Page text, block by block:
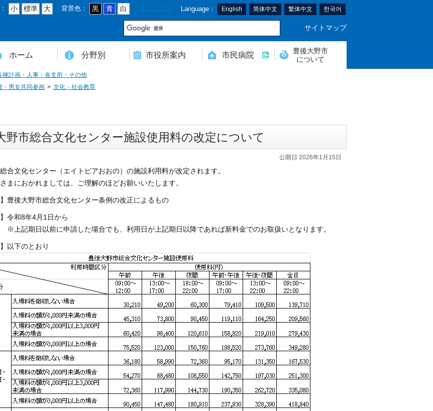
小 標準 大 背景色： 黒 青 白 Language： English 简体中文 繁体中文 한국어
サイトマップ
ホーム 分野別
民登録・戸籍・印鑑・マイナンバー
・年金・国民健康保険・後期高齢者医療
育・文化・スポーツ・人権・男女共同参画
康・医療・介護・福祉・食育
防・防災・安全・環境・ごみ・住宅・水道
工・労働・消費者行政
札・契約・工事・委託
業・林業・農業委員会事務局
路・都市計画・地籍・交通
会・選管・監査
ちづくり・財政・管財・各種計画・人事・各支所・その他
市役所案内
庁舎案内図
舎案内
政組織
市民病院
豊後大野市
について
口・世帯数・高齢者人口
後大野市の概要
後大野市の歴史
併経過
章・市民憲章・市花・市木等
後大野市友好交流協定
後大野市のすがた
後大野市の観光
後大野市の各種計画
うこそ市長室へ
誉市民
後大野市ふるさと大使
種計画・人事・各支所・その他
・男女共同参画
文化・社会教育
野市総合文化センター施設使用料の改定について
公開日 2026年1月15日
合文化センター（エイトピアおおの）の施設利用料が改定されます。
まにおかれましては、ご理解のほどお願いいたします。
】豊後大野市総合文化センター条例の改正によるもの
】令和8年4月1日から
以前に申請した場合でも、利用日が上記期日以降であれば新料金でのお取扱いとなります。
以下のとおり